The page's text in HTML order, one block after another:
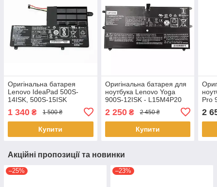
Оригінальна батарея
Lenovo IdeaPad 500S-
14ISK, 500S-15ISK
7.4V 4050mAh 30Wh) ТИП
C
1 340 ₴ 1 500 ₴
Купити
Оригінальна батарея для
ноутбука Lenovo Yoga
900S-12ISK - L15M4P20
2 250₴ 2 450 ₴
Купити
Pro
2
Акційні пропозиції та новинки
–25% –23%